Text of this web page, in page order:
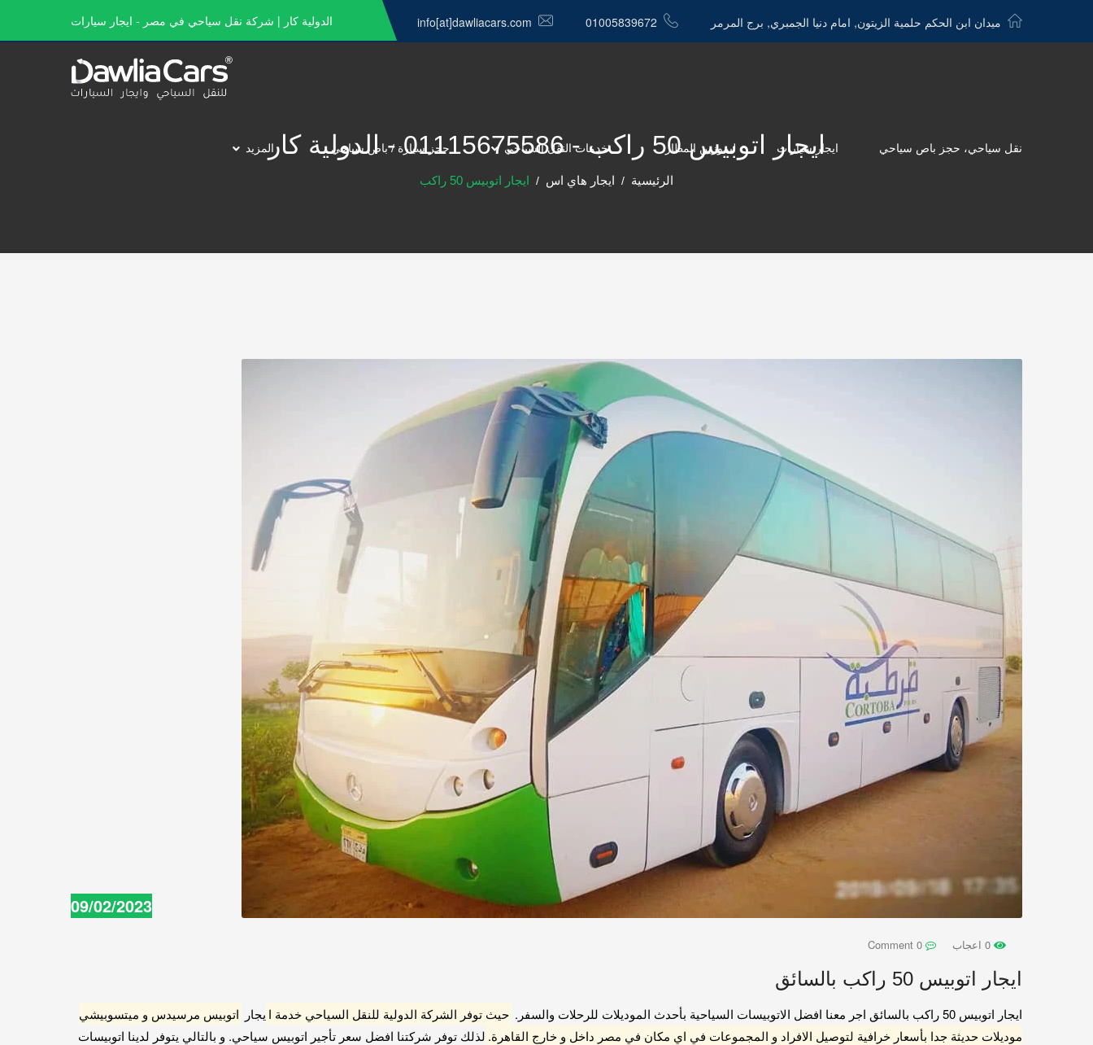
الدولية كار | شركة نقل سياحي في مصر - ايجار سيارات ميدان ابن الحكم حلمية الزيتون, امام دنيا الجمبري, برج المرمر 01005839672
info[at]dawliacars.com
نقل سياحي، حجز باص سياحي ايجار سيارات ليموزين المطار خدمات النقل السياحي حجز سيارة / باص سياحي المزيد ايجار اتوبيس 50 راكب - 01115675586 - الدولية كار
الرئيسية ايجار هاي اس ايجار اتوبيس 50 راكب
09/02/2023
ايجار اتوبيس 50 راكب بالسائق
ايجار اتوبيس 50 راكب بالسائق اجر معنا افضل الاتوبيسات السياحية بأحدث الموديلات للرحلات والسفر. حيث توفر الشركة الدولية للنقل السياحي خدمة ا يجار اتوبيس مرسيدس و ميتسوبيشي
موديلات حديثة جدا بأسعار خرافية لتوصيل الافراد و المجموعات في اي مكان في مصر داخل و خارج القاهرة. لذلك توفر شركتنا افضل سعر تأجير اتوبيس سياحي. و بالتالي يتوفر لدينا اتوبيسات